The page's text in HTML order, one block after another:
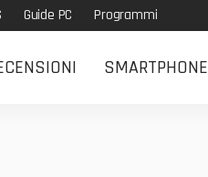
Guide PC Programmi
SMARTPHONE